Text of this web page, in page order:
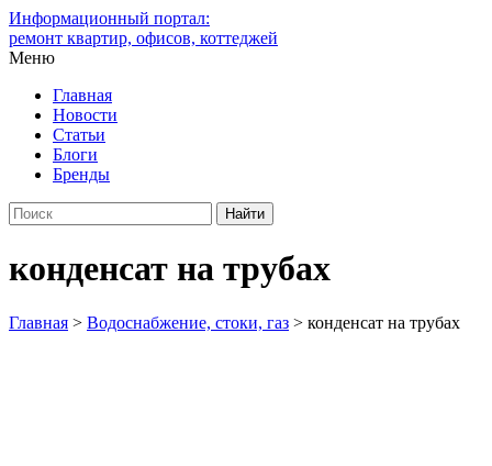
Информационный портал:
ремонт квартир, офисов, коттеджей
Меню
Главная
Новости
Статьи
Блоги
Бренды
конденсат на трубах
Главная > Водоснабжение, стоки, газ > конденсат на трубах